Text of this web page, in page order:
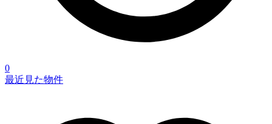
0
最近見た物件